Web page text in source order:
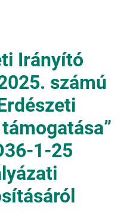
Irányító
számú
1-25